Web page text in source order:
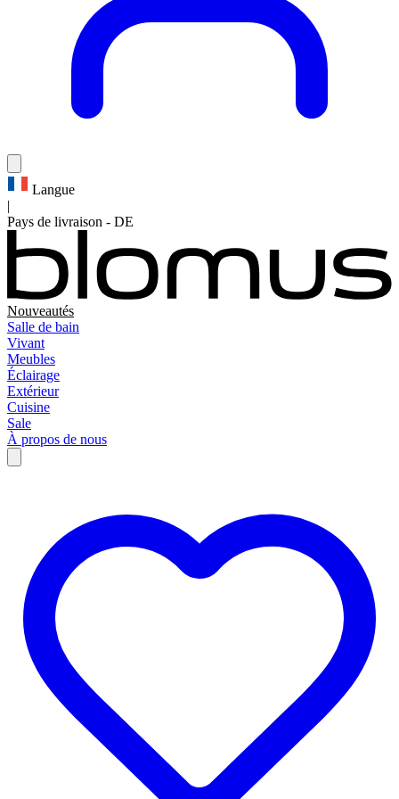
Langue
|
Pays de livraison - DE
Nouveautés
Salle de bain
Vivant
Meubles
Éclairage
Extérieur
Cuisine
Sale
À propos de nous